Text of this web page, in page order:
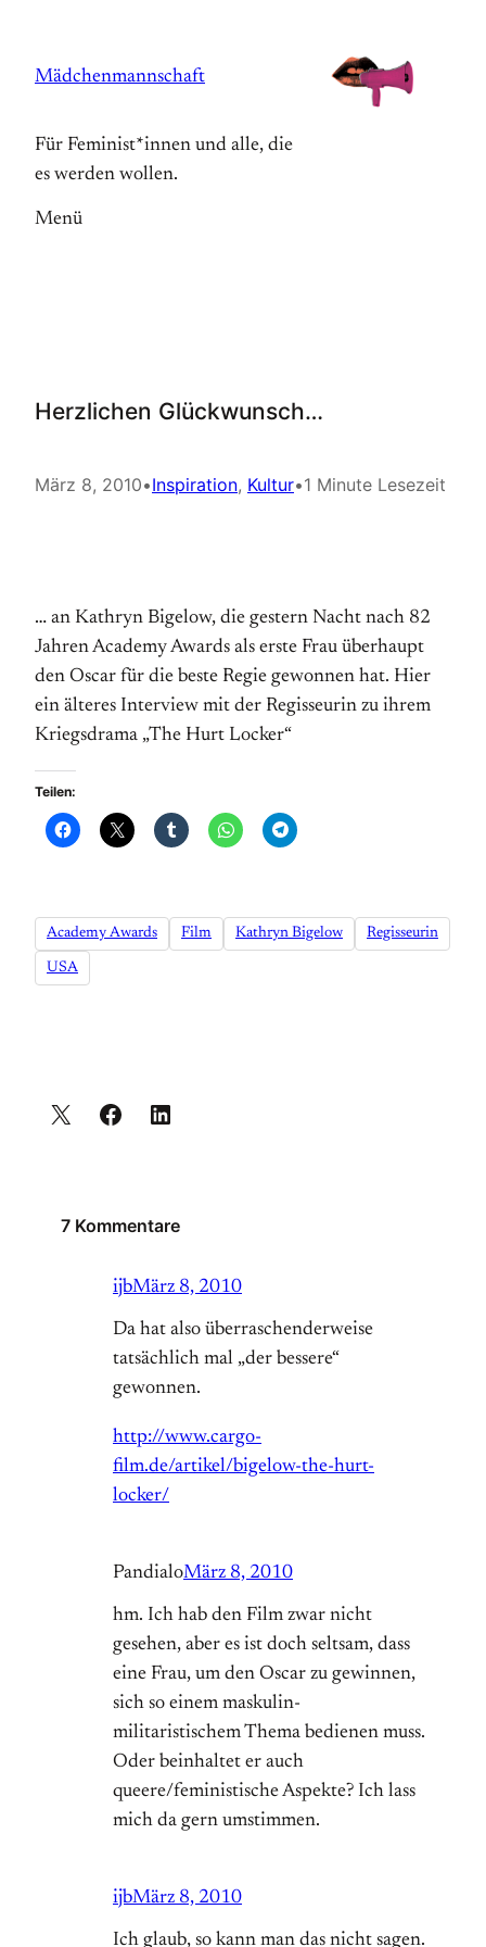
springen
Mädchenmannschaft
Für Feminist*innen und alle, die
es werden wollen.
Menü
Herzlichen Glückwunsch…
März 8, 2010•Inspiration, Kultur•1 Minute Lesezeit
… an Kathryn Bigelow, die gestern Nacht nach 82
Jahren Academy Awards als erste Frau überhaupt
den Oscar für die beste Regie gewonnen hat. Hier
ein älteres Interview mit der Regisseurin zu ihrem
Kriegsdrama „The Hurt Locker“
Teilen:
Academy Awards Film Kathryn Bigelow Regisseurin
USA
7 Kommentare
ijbMärz 8, 2010
Da hat also überraschenderweise
tatsächlich mal „der bessere“
gewonnen.
http://www.cargo-
film.de/artikel/bigelow-the-hurt-
locker/
PandialoMärz 8, 2010
hm. Ich hab den Film zwar nicht
gesehen, aber es ist doch seltsam, dass
eine Frau, um den Oscar zu gewinnen,
sich so einem maskulin-
militaristischem Thema bedienen muss.
Oder beinhaltet er auch
queere/feministische Aspekte? Ich lass
mich da gern umstimmen.
ijbMärz 8, 2010
Ich glaub, so kann man das nicht sagen.